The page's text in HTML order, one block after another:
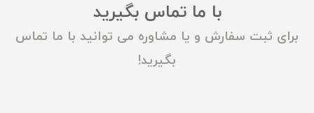
با ما تماس بگیرید
برای ثبت سفارش و یا مشاوره می توانید با ما تماس
بگیرید!